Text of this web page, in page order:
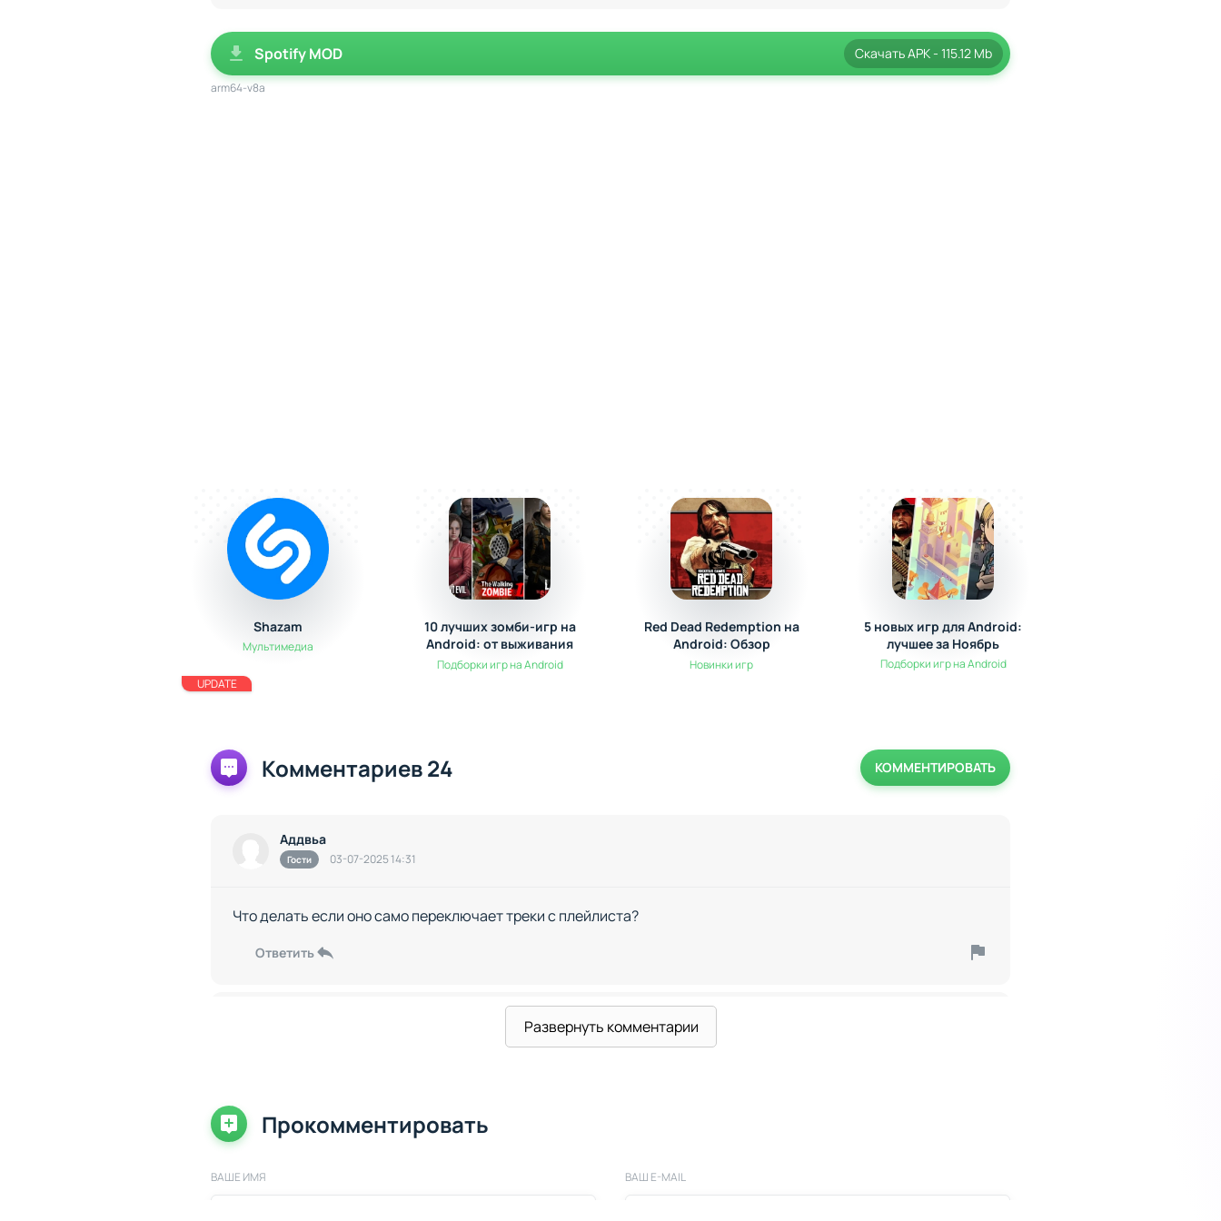
Spotify MOD СкачатьAPK- 115.12 Mb
arm64-v8a
Shazam
Мультимедиа
UPDATE
10 лучших зомби-игр на
Android: от выживания
до экшена
Подборки игр на Android
Red Dead Redemption на
Android: Обзор
долгожданной легенды
Новинки игр
5 новых игр для Android:
лучшее за Ноябрь
Подборки игр на Android
Комментариев 24 КОММЕНТИРОВАТЬ
Аддвьа
Гости 03-07-2025 14:31
Что делать если оно само переключает треки с плейлиста?
Ответить
Ответить
Jaki
Развернуть комментарии
Прокомментировать
ВАШЕ ИМЯ ВАШ E-MAIL